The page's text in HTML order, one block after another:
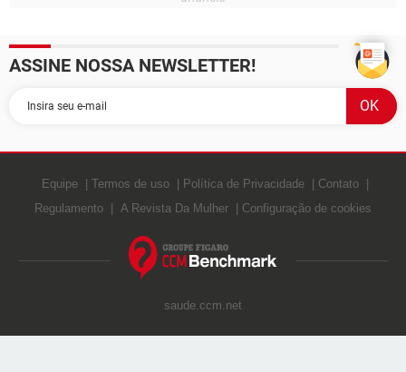
ASSINE NOSSA NEWSLETTER!
Equipe Termos de uso Política de Privacidade
Contato
Regulamento
A Revista Da Mulher Configuração de cookies
saude.ccm.net